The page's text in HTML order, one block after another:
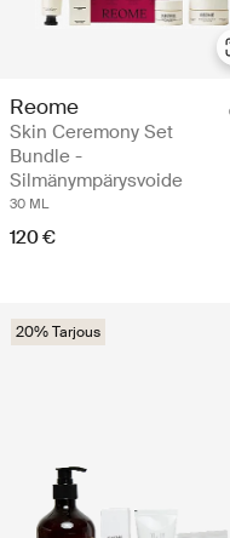
Reome
Skin Ceremony Set
Bundle -
Silmänympärysvoide
30 ML
120 €
20% Tarjous